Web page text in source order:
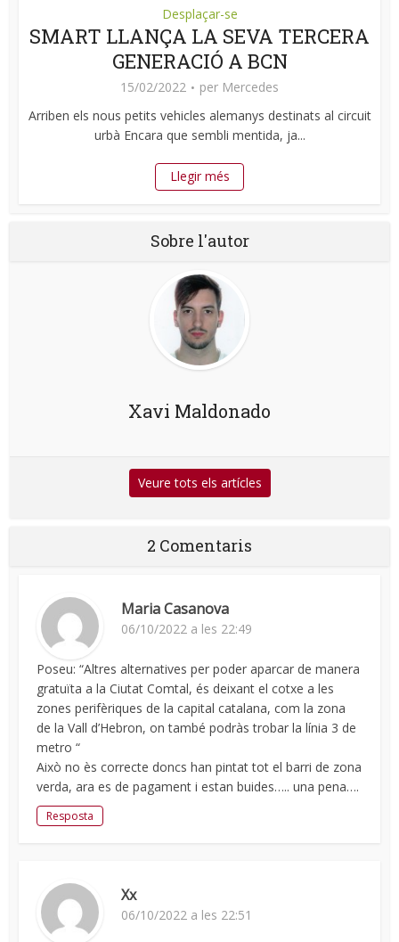
Desplaçar-se
SMART LLANÇA LA SEVA TERCERA
GENERACIÓ A BCN
15/02/2022 per Mercedes
Arriben els nous petits vehicles alemanys destinats al circuit
urbà Encara que sembli mentida, ja...
Llegir més
Sobre l'autor
Xavi Maldonado
Veure tots els artícles
2 Comentaris
Maria Casanova
06/10/2022 a les 22:49
Poseu: “Altres alternatives per poder aparcar de manera
gratuïta a la Ciutat Comtal, és deixant el cotxe a les
zones perifèriques de la capital catalana, com la zona
de la Vall d’Hebron, on també podràs trobar la línia 3 de
metro “
Això no ès correcte doncs han pintat tot el barri de zona
verda, ara es de pagament i estan buides….. una pena….
Resposta
Xx
06/10/2022 a les 22:51